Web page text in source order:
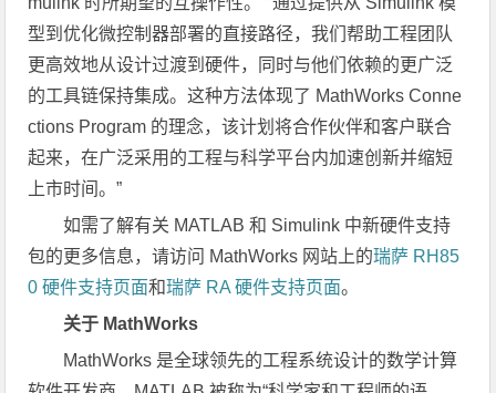
型到优化微控制器部署的直接路径，我们帮助工程团队
更高效地从设计过渡到硬件，同时与他们依赖的更广泛
的工具链保持集成。这种方法体现了 MathWorks Conne
ctions Program 的理念，该计划将合作伙伴和客户联合
起来，在广泛采用的工程与科学平台内加速创新并缩短
上市时间。”
如需了解有关 MATLAB 和 Simulink 中新硬件支持
包的更多信息，请访问 MathWorks 网站上的瑞萨 RH85
0 硬件支持页面和瑞萨 RA 硬件支持页面。
关于 MathWorks
MathWorks 是全球领先的工程系统设计的数学计算